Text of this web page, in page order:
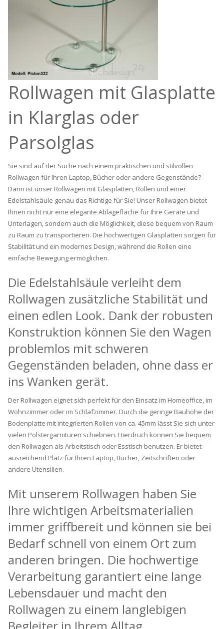
Rollwagen mit Glasplatte
in Klarglas oder
Parsolglas
Sie sind auf der Suche nach einem praktischen und stilvollen
Rollwagen für Ihren Laptop, Bücher oder andere Gegenstände?
Dann ist unser Rollwagen mit Glasplatten, Rollen und einer
Edelstahlsäule genau das Richtige für Sie! Unser Rollwagen bietet
Ihnen nicht nur eine elegante Ablagefläche für Ihre Geräte und
Unterlagen, sondern auch die Möglichkeit, diese bequem von Raum
zu Raum zu transportieren. Die hochwertigen Glasplatten sorgen für
Stabilität und ein modernes Design, während die Rollen eine
einfache Bewegung ermöglichen.
Die Edelstahlsäule verleiht dem
Rollwagen zusätzliche Stabilität und
einen edlen Look. Dank der robusten
Konstruktion können Sie den Wagen
problemlos mit schweren
Gegenständen beladen, ohne dass er
ins Wanken gerät.
Der Rollwagen eignet sich perfekt für den Einsatz im Homeoffice, im
Wohnzimmer oder im Schlafzimmer. Durch die geringe Bauhöhe der
Bodenplatte mit integrierten Rollen von ca. 45mm lässt Sie sich unter
vielen Polstergarnituren schiebnen. Hierdruch können Sie bequem
den Rollwagen als Arbeitstisch oder Esstisch benutzen. Er bietet
ausreichend Platz für Ihren Laptop, Bücher, Zeitschriften oder
andere Utensilien.
Mit unserem Rollwagen haben Sie
Ihre wichtigen Arbeitsmaterialien
immer griffbereit und können sie bei
Bedarf schnell von einem Ort zum
anderen bringen. Die hochwertige
Verarbeitung garantiert eine lange
Lebensdauer und macht den
Rollwagen zu einem langlebigen